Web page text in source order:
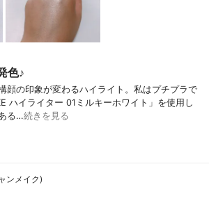
色♪
顔の印象が変わるハイライト。私はプチプラで
ハイライター 01ミルキーホワイト」を使用し
る…続きを見る
ンメイク)